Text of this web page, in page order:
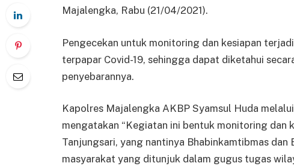
Majalengka, Rabu (21/04/2021).
Pengecekan untuk monitoring dan kesiapan
terpapar Covid-19, sehingga dapat diketahui
penyebarannya.
Kapolres Majalengka AKBP Syamsul Huda
mengatakan “Kegiatan ini bentuk monitoring dan
Tanjungsari, yang nantinya Bhabinkamtibmas dan
masyarakat yang ditunjuk dalam gugus tugas